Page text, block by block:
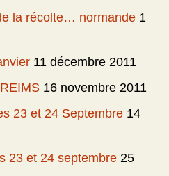
la récolte… normande 1
11 décembre 2011
16 novembre 2011
23 et 24 Septembre 14
23 et 24 septembre 25